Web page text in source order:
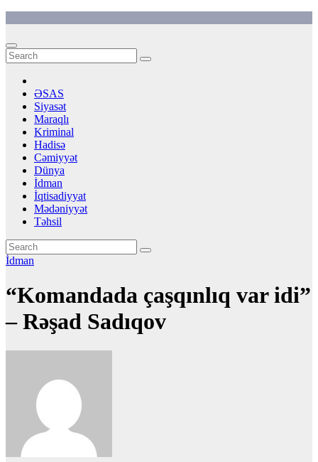
content
ƏSAS
Siyasət
Maraqlı
Kriminal
Hadisə
Cəmiyyət
Dünya
İdman
İqtisadiyyat
Mədəniyyət
Təhsil
İdman
“Komandada çaşqınlıq var idi”
– Rəşad Sadıqov